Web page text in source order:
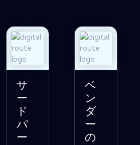
サ
ー
ド
パ
ー
ベ
ン
ダ
ー
の